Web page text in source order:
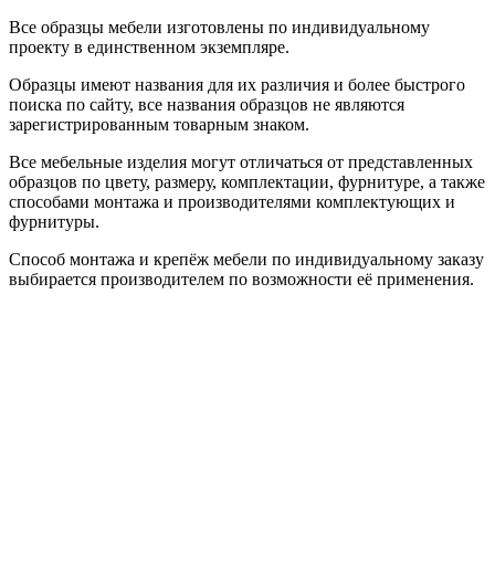
Все образцы мебели изготовлены по индивидуальному
проекту в единственном экземпляре.
Образцы имеют названия для их различия и более быстрого
поиска по сайту, все названия образцов не являются
зарегистрированным товарным знаком.
Все мебельные изделия могут отличаться от представленных
образцов по цвету, размеру, комплектации, фурнитуре, а также
способами монтажа и производителями комплектующих и
фурнитуры.
Способ монтажа и крепёж мебели по индивидуальному заказу
выбирается производителем по возможности её применения.